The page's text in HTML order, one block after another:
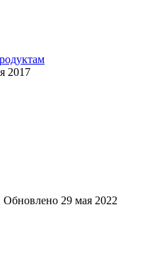
2017
Обновлено 29 мая 2022